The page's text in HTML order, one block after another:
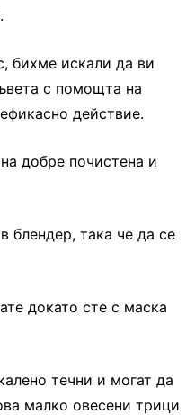
бихме искали да ви
с помощта на
действие.
добре почистена и
блендер, така че да се
докато сте с маска
течни и могат да
малко овесени трици